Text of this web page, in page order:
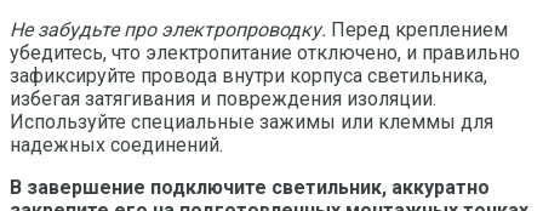
Не забудьте про электропроводку. Перед креплением
убедитесь, что электропитание отключено, и правильно
зафиксируйте провода внутри корпуса светильника,
избегая затягивания и повреждения изоляции.
Используйте специальные зажимы или клеммы для
надежных соединений.
В завершение подключите светильник, аккуратно